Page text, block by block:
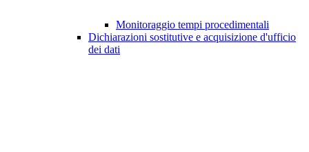
Monitoraggio tempi procedimentali
Dichiarazioni sostitutive e acquisizione d'ufficio
dei dati